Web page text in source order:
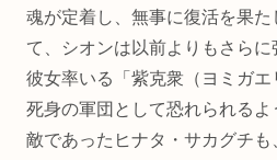
魂が定着し、無事に復活を果
て、シオンは以前よりもさらに
彼女率いる「紫克衆（ヨミガ
死身の軍団として恐れられる
敵であったヒナタ・サカグチ